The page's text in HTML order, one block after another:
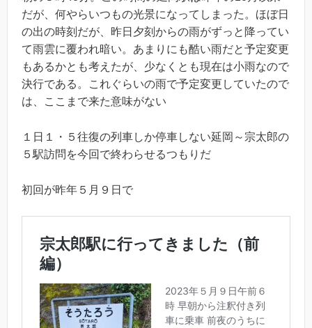
だが、何やらいつもの光景になってしまった。ほぼ日
の出の時刻だが、昨日夕刻からの雨がずっと降ってい
て雨雲に覆われ暗い。あまりにも酷い雨だと予定変更
もあるかとも考えたが、少なくとも現在は小雨なので
決行である。これぐらいの雨で予定変更していたので
は、ここまで来た意味がない
１日１・５往復の列車しか停車しない延岡～宗太郎の
５駅訪問を今回で終わらせるつもりだ
初回が昨年５月９日で